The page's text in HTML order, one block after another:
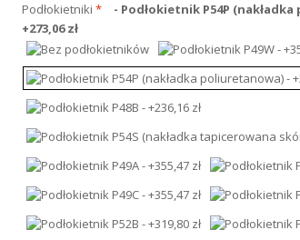
Podłokietniki *
- Podłokietnik P54P
+273,06 zł